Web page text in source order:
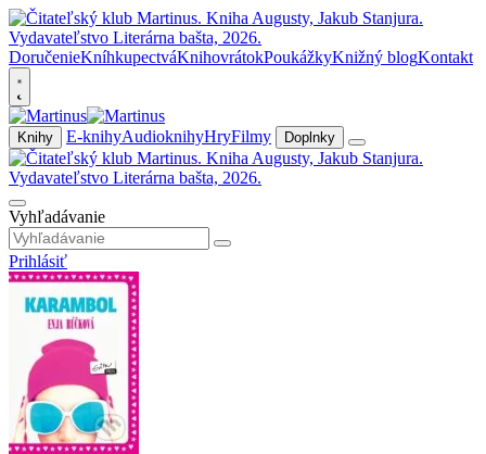
DoručenieKníhkupectváKnihovrátokPoukážkyKnižný blogKontakt
Knihy E-knihyAudioknihyHryFilmy Doplnky
Vyhľadávanie
Prihlásiť